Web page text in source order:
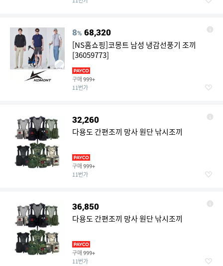
8% 68,320
[NS홈쇼핑]코몽트 남성 냉감선풍기 조끼
[36059773]
구매 999+
11번가
32,260
다용도 간편조끼 망사 원단 낚시조끼
구매 999+
11번가
36,850
다용도 간편조끼 망사 원단 낚시조끼
구매 999+
11번가